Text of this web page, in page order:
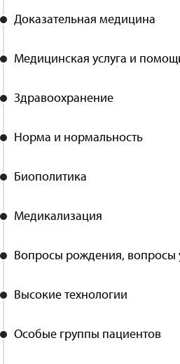
Доказательная медицина
Медицинская услуга и
Здравоохранение
Норма и нормальность
Биополитика
Медикализация
Вопросы рождения, вопросы
Высокие технологии
Особые группы пациентов